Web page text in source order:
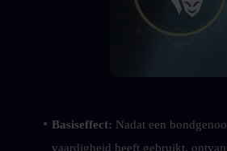
Basiseffect: Nadat een
vaardigheid heeft gebruikt,